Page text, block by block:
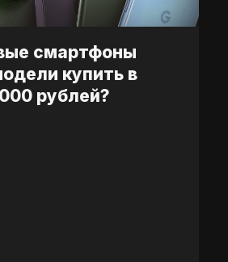
смартфоны
купить в
рублей?